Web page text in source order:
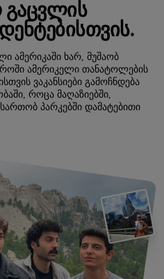
ამერიკაში ხარ, მუშაობ
ამერიკელი თანატოლების
ვაკანსიები გამოჩნდება
როცა მაღაზიებში,
პარკებში დამატებითი